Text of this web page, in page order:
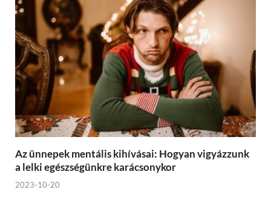
Az ünnepek mentális kihívásai: Hogyan vigyázzunk
a lelki egészségünkre karácsonykor
2023-10-20